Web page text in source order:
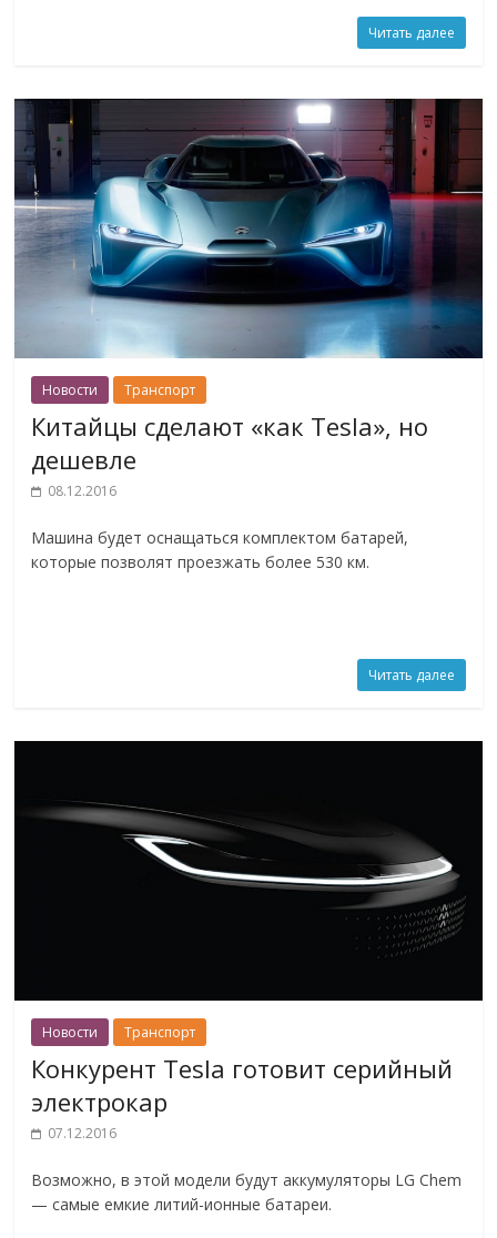
Читать далее
Новости Транспорт
Китайцы сделают «как Tesla», но
дешевле
08.12.2016
Машина будет оснащаться комплектом батарей,
которые позволят проезжать более 530 км.
Читать далее
Новости Транспорт
Конкурент Tesla готовит серийный
электрокар
07.12.2016
Возможно, в этой модели будут аккумуляторы LG Chem
— самые емкие литий-ионные батареи.